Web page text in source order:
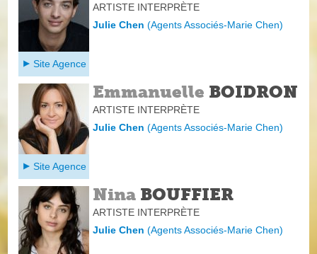
ARTISTE INTERPRÈTE
Julie Chen(Agents Associés-Marie Chen)
Site Agence
Emmanuelle BOIDRON
ARTISTE INTERPRÈTE
Julie Chen(Agents Associés-Marie Chen)
Site Agence
Nina BOUFFIER
ARTISTE INTERPRÈTE
Julie Chen(Agents Associés-Marie Chen)